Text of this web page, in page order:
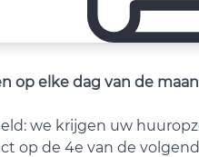
elke dag van de
we krijgen uw
op de 4e van de